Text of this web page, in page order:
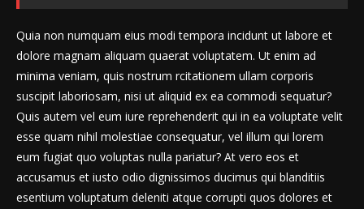
Quia non numquam eius modi tempora incidunt ut labore et
dolore magnam aliquam quaerat voluptatem. Ut enim ad
minima veniam, quis nostrum rcitationem ullam corporis
suscipit laboriosam, nisi ut aliquid ex ea commodi sequatur?
Quis autem vel eum iure reprehenderit qui in ea voluptate velit
esse quam nihil molestiae consequatur, vel illum qui lorem
eum fugiat quo voluptas nulla pariatur? At vero eos et
accusamus et iusto odio dignissimos ducimus qui blanditiis
esentium voluptatum deleniti atque corrupti quos dolores et